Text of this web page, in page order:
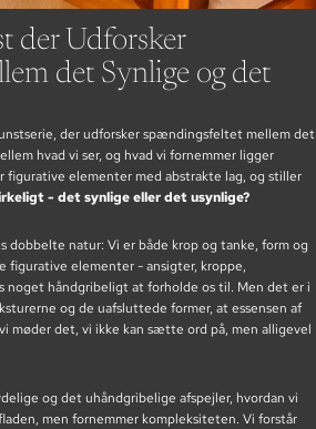
der Udforsker
det Synlige og det
der udforsker spændingsfeltet mellem det
hvad vi ser, og hvad vi fornemmer ligger
figurative elementer med abstrakte lag, og stiller
- det synlige eller det usynlige?
dobbelte natur: Vi er både krop og tanke, form og
figurative elementer - ansigter, kroppe,
noget håndgribeligt at forholde os til. Men det er i
og de uafsluttede former, at essensen af
møder det, vi ikke kan sætte ord på, men alligevel
og det uhåndgribelige afspejler, hvordan vi
men fornemmer kompleksiteten. Vi forstår